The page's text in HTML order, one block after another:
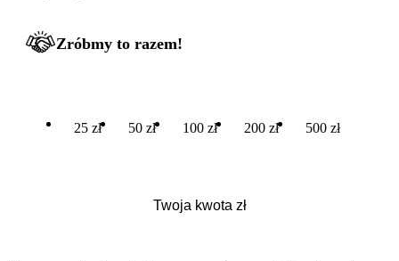
Zróbmy to razem!
25 zł 50 zł 100 zł 200 zł 500 zł